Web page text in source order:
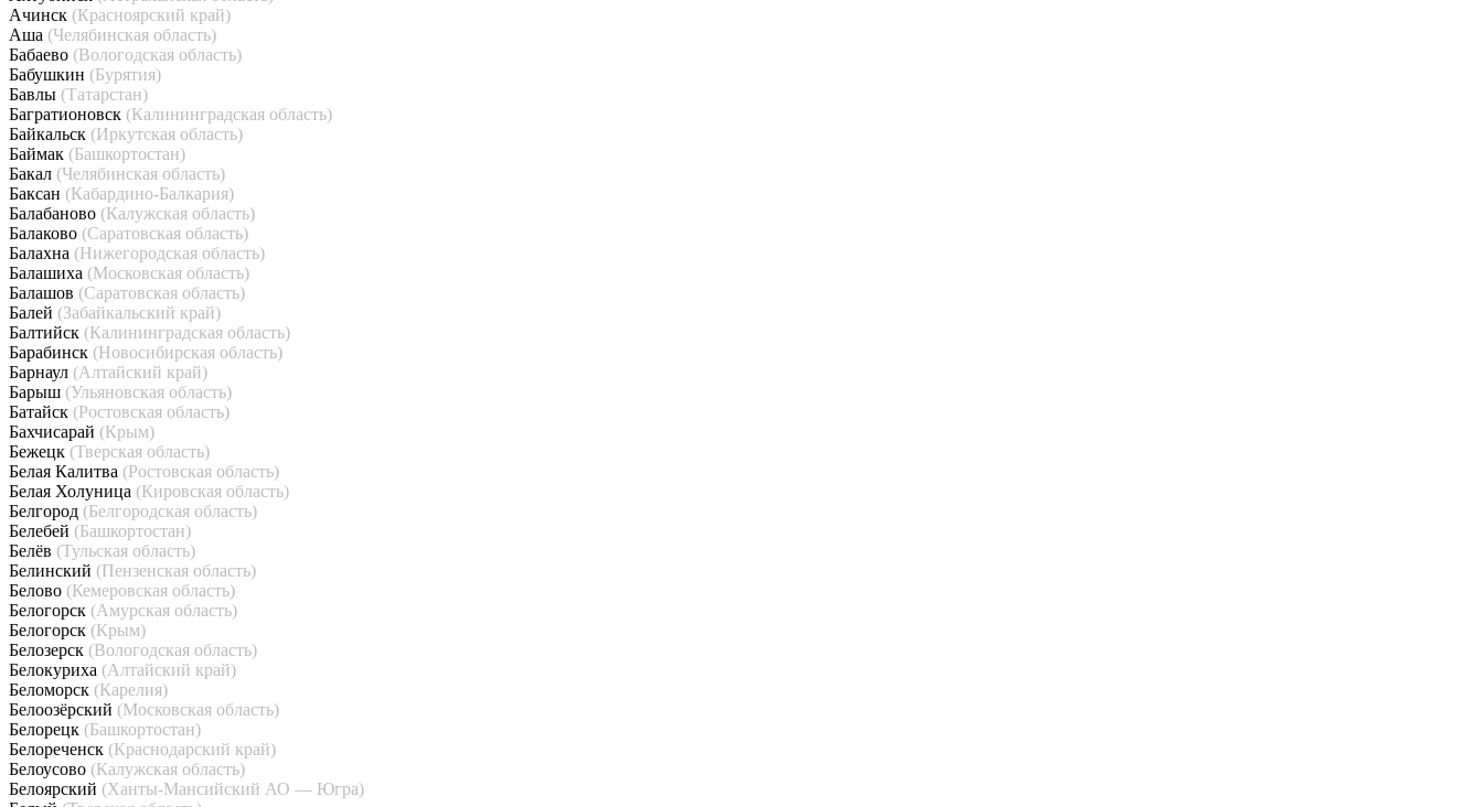
Ачинск (Красноярский край)
Аша (Челябинская область)
Бабаево (Вологодская область)
Бабушкин (Бурятия)
Бавлы (Татарстан)
Багратионовск (Калининградская область)
Байкальск (Иркутская область)
Баймак (Башкортостан)
Бакал (Челябинская область)
Баксан (Кабардино-Балкария)
Балабаново (Калужская область)
Балаково (Саратовская область)
Балахна (Нижегородская область)
Балашиха (Московская область)
Балашов (Саратовская область)
Балей (Забайкальский край)
Балтийск (Калининградская область)
Барабинск (Новосибирская область)
Барнаул (Алтайский край)
Барыш (Ульяновская область)
Батайск (Ростовская область)
Бахчисарай (Крым)
Бежецк (Тверская область)
Белая Калитва (Ростовская область)
Белая Холуница (Кировская область)
Белгород (Белгородская область)
Белебей (Башкортостан)
Белёв (Тульская область)
Белинский (Пензенская область)
Белово (Кемеровская область)
Белогорск (Амурская область)
Белогорск (Крым)
Белозерск (Вологодская область)
Белокуриха (Алтайский край)
Беломорск (Карелия)
Белоозёрский (Московская область)
Белорецк (Башкортостан)
Белореченск (Краснодарский край)
Белоусово (Калужская область)
Белоярский (Ханты-Мансийский АО — Югра)